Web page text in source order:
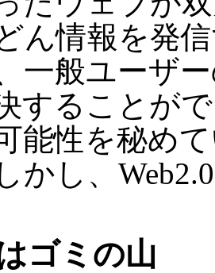
ん情報を発
一般ユーザ
することが
能性を秘め
かし、 Web2.0
ゴミの山